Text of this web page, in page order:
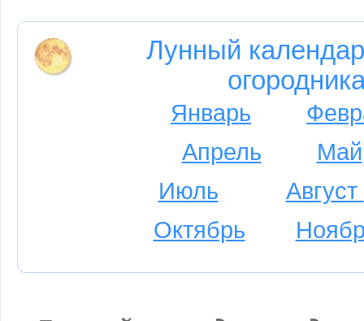
Лунный
Январь
Апрель
Май
Июль
Август
Октябрь